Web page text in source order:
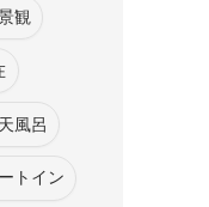
観
風呂
トイン